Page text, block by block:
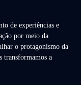
de experiências e
por meio da
o protagonismo da
transformamos a